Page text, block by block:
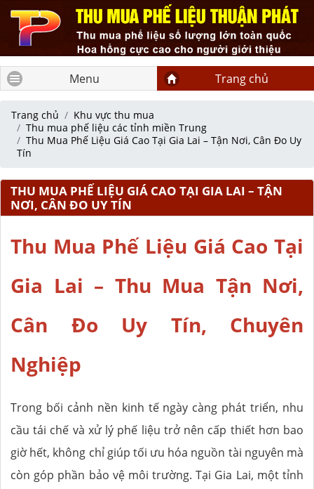
Menu Trang chủ
Trang chủ
Khu vực thu mua
Thu mua phế liệu các tỉnh miền Trung
Thu Mua Phế Liệu Giá Cao Tại Gia Lai – Tận Nơi, Cân Đo Uy
Tín
THU MUA PHẾ LIỆU GIÁ CAO TẠI GIA LAI – TẬN
NƠI, CÂN ĐO UY TÍN
Thu Mua Phế Liệu Giá Cao Tại
Gia Lai – Thu Mua Tận Nơi,
Cân Đo Uy Tín, Chuyên
Nghiệp
Trong bối cảnh nền kinh tế ngày càng phát triển, nhu
cầu tái chế và xử lý phế liệu trở nên cấp thiết hơn bao
giờ hết, không chỉ giúp tối ưu hóa nguồn tài nguyên mà
còn góp phần bảo vệ môi trường. Tại Gia Lai, một tỉnh